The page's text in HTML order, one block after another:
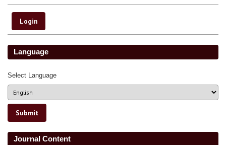
Language
Select Language
Journal Content